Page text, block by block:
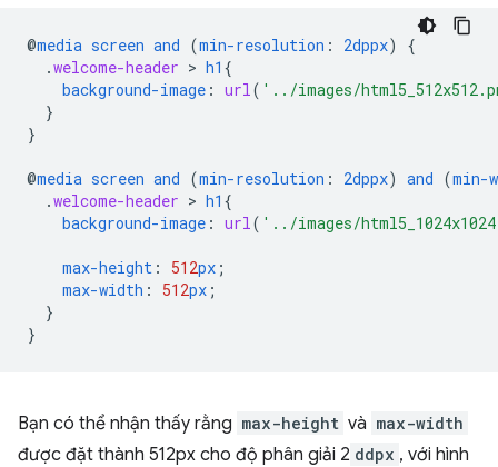
@media screen and (min-resolution : 2dppx)
{
.welcome-header > h1 {
background-image : url( '../images/
}
}
@media screen and (min-resolution : 2dppx) and (min-
.welcome-header > h1 {
background-image : url( '../images/
max-height : 512px ;
max-width : 512px ;
}
}
Bạn có thể nhận thấy rằng max-height và max-width
được đặt thành 512px cho độ phân giải 2 ddpx , với hình